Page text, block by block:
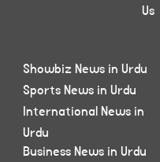
Us
Showbiz News in Urdu
Sports News in Urdu
International News in
Urdu
Business News in Urdu